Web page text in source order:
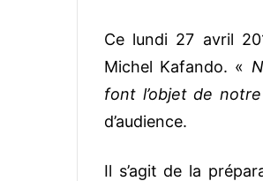
r
i
e
Ce lundi 27 avril
Michel Kafando. «
font l’objet de
d’audience.
Il s’agit de la